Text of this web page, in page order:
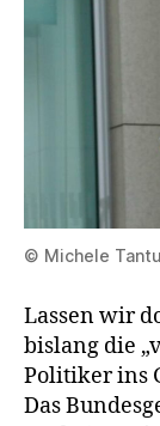
© Michele
Lassen wir
bislang die
Politiker ins
Das